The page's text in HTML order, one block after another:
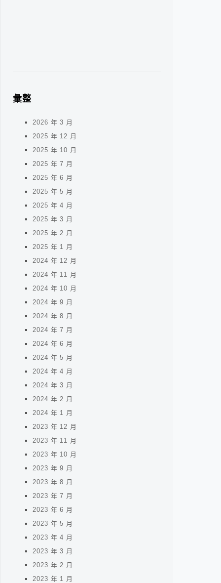
彙整
2026 年 3 月
2025 年 12 月
2025 年 10 月
2025 年 7 月
2025 年 6 月
2025 年 5 月
2025 年 4 月
2025 年 3 月
2025 年 2 月
2025 年 1 月
2024 年 12 月
2024 年 11 月
2024 年 10 月
2024 年 9 月
2024 年 8 月
2024 年 7 月
2024 年 6 月
2024 年 5 月
2024 年 4 月
2024 年 3 月
2024 年 2 月
2024 年 1 月
2023 年 12 月
2023 年 11 月
2023 年 10 月
2023 年 9 月
2023 年 8 月
2023 年 7 月
2023 年 6 月
2023 年 5 月
2023 年 4 月
2023 年 3 月
2023 年 2 月
2023 年 1 月